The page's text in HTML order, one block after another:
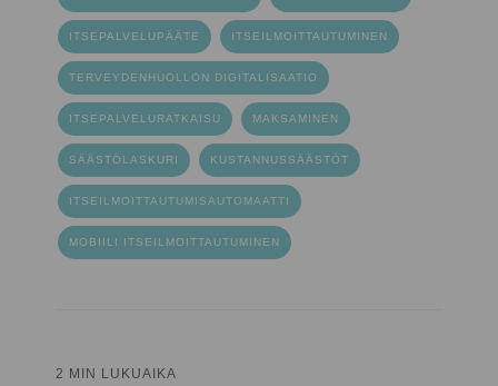
ITSEPALVELUPÄÄTE ITSEILMOITTAUTUMINEN
TERVEYDENHUOLLON DIGITALISAATIO
ITSEPALVELURATKAISU MAKSAMINEN
SÄÄSTÖLASKURI KUSTANNUSSÄÄSTÖT
ITSEILMOITTAUTUMISAUTOMAATTI
MOBIILI ITSEILMOITTAUTUMINEN
2 MIN LUKUAIKA